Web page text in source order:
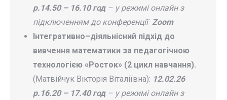
р.14.50 – 16.10 год – у режимі онлайн з
підключенням до конференції Zoom
Інтегративно–діяльнісний підхід до
вивчення математики за педагогічною
технологією «Росток» (2 цикл навчання).
(Матвійчук Вікторія Віталіївна): 12.02.26
р.16.20 – 17.40 год – у режимі онлайн з